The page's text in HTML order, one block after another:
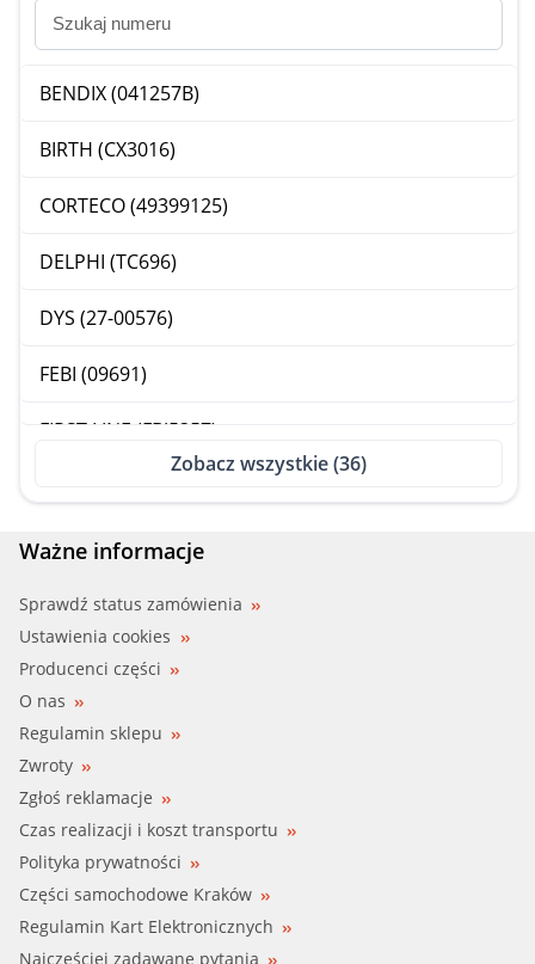
BENDIX (041257B)
BIRTH (CX3016)
CORTECO (49399125)
DELPHI (TC696)
DYS (27-00576)
FEBI (09691)
FIRST LINE (FBJ5357)
KAWE, TRISCAN (8500 25501)
LEMFO (21525)
MAPCO (19143)
METZGER (57021408)
MEYLE (16-16 010 0001)
MGA (SR5131)
MGA (SR5278)
Zobacz wszystkie (36)
Ważne informacje
Sprawdź status zamówienia
Ustawienia cookies
Producenci części
O nas
Regulamin sklepu
Zwroty
Zgłoś reklamacje
Czas realizacji i koszt transportu
Polityka prywatności
Części samochodowe Kraków
Regulamin Kart Elektronicznych
Najczęściej zadawane pytania